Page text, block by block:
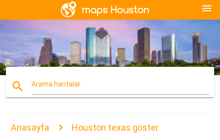
menu
search Arama haritalar
Anasayfa Houston texas göster